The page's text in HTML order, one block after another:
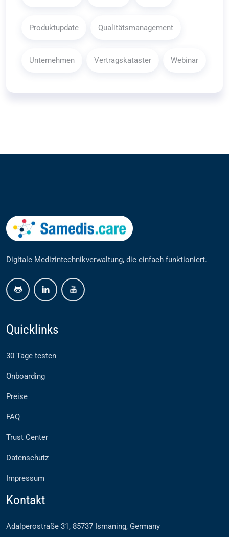
Produktupdate Qualitätsmanagement
Unternehmen Vertragskataster Webinar
Digitale Medizintechnikverwaltung, die einfach funktioniert.
Quicklinks
30 Tage testen
Onboarding
Preise
FAQ
Trust Center
Datenschutz
Impressum
Kontakt
Adalperostraße 31, 85737 Ismaning, Germany